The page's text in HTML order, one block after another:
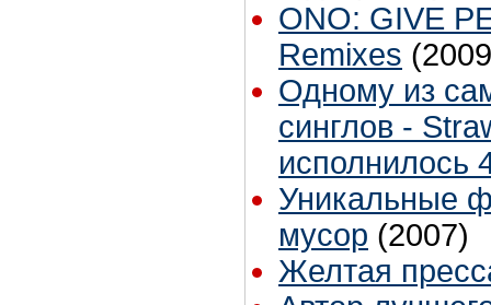
ONO: GIVE
Remixes
Одному из
синглов -
исполнилось
Уникальные
мусор (2007)
Желтая